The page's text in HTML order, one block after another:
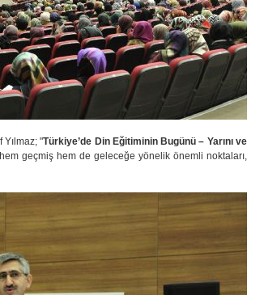
Yılmaz; "Türkiye’de Din Eğitiminin Bugünü – Yarını ve
hem geçmiş hem de geleceğe yönelik önemli noktaları,